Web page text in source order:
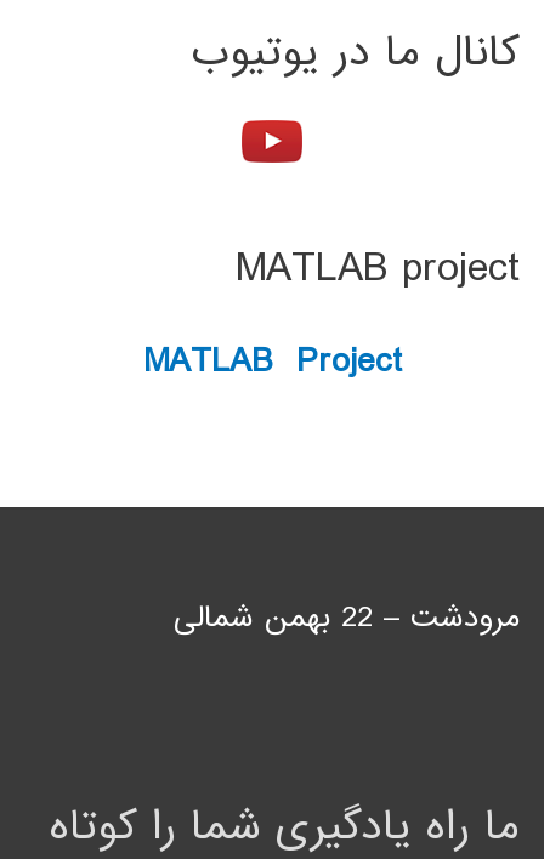
کانال ما در یوتیوب
MATLAB project
MATLAB Project
مرودشت – 22 بهمن شمالی
ما راه یادگیری شما را کوتاه